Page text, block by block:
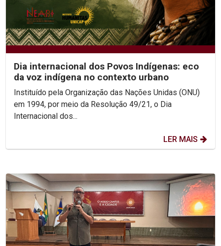
Dia internacional dos Povos Indígenas: eco
da voz indígena no contexto urbano
Instituído pela Organização das Nações Unidas (ONU)
em 1994, por meio da Resolução 49/21, o Dia
Internacional dos...
LER MAIS